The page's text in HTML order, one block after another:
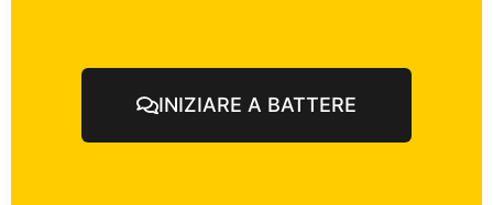
INIZIARE A BATTERE